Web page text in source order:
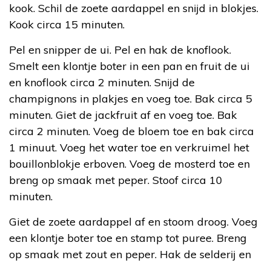
kook. Schil de zoete aardappel en snijd in blokjes.
Kook circa 15 minuten.
Pel en snipper de ui. Pel en hak de knoflook.
Smelt een klontje boter in een pan en fruit de ui
en knoflook circa 2 minuten. Snijd de
champignons in plakjes en voeg toe. Bak circa 5
minuten. Giet de jackfruit af en voeg toe. Bak
circa 2 minuten. Voeg de bloem toe en bak circa
1 minuut. Voeg het water toe en verkruimel het
bouillonblokje erboven. Voeg de mosterd toe en
breng op smaak met peper. Stoof circa 10
minuten.
Giet de zoete aardappel af en stoom droog. Voeg
een klontje boter toe en stamp tot puree. Breng
op smaak met zout en peper. Hak de selderij en